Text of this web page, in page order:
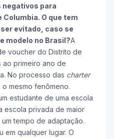
negativos para
O que tem
evitado, caso se
modelo no Brasil?A
voucher do Distrito de
ao primeiro ano de
No processo das charter
mesmo fenômeno.
estudante de uma escola
escola privada de maior
tempo de adaptação.
em qualquer lugar. O